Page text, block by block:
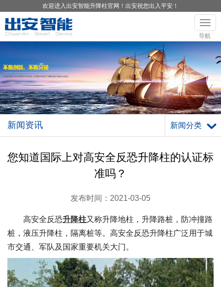
欢迎进入出安智能升降柱官网！出安祝您出入平安！
导航
新闻资讯 新闻分类
您知道国际上对高安全反恐升降柱的认证标
准吗？
发布时间：2021-03-05
高安全反恐升降柱又称升降地柱，升降路桩，防冲撞路
桩，液压升降柱，隔离桩等。高安全反恐升降柱广泛用于城
市交通、军队及国家重要机关大门。